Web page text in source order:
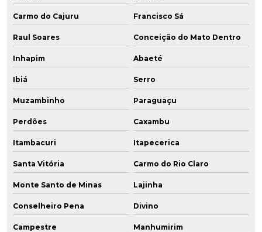
Carmo do Cajuru Francisco Sá
Raul Soares Conceição do Mato Dentro
Inhapim Abaeté
Ibiá Serro
Muzambinho Paraguaçu
Perdões Caxambu
Itambacuri Itapecerica
Santa Vitória Carmo do Rio Claro
Monte Santo de Minas Lajinha
Conselheiro Pena Divino
Campestre Manhumirim